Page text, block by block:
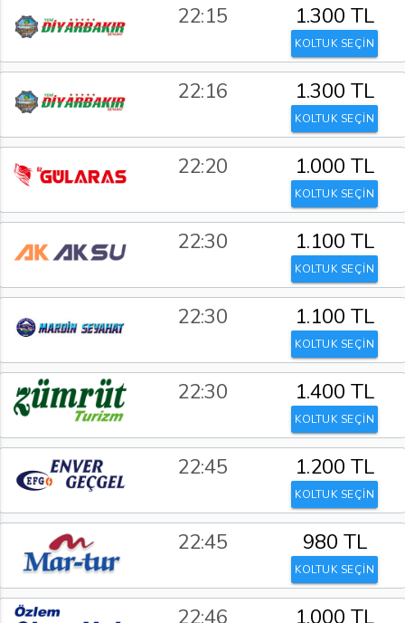
22:15 1.300 TL
KOLTUK SEÇİN
22:16 1.300 TL
KOLTUK SEÇİN
22:20 1.000 TL
KOLTUK SEÇİN
22:30 1.100 TL
KOLTUK SEÇİN
22:30 1.100 TL
KOLTUK SEÇİN
22:30 1.400 TL
KOLTUK SEÇİN
22:45 1.200 TL
KOLTUK SEÇİN
22:45 980 TL
KOLTUK SEÇİN
22:46 1.000 TL